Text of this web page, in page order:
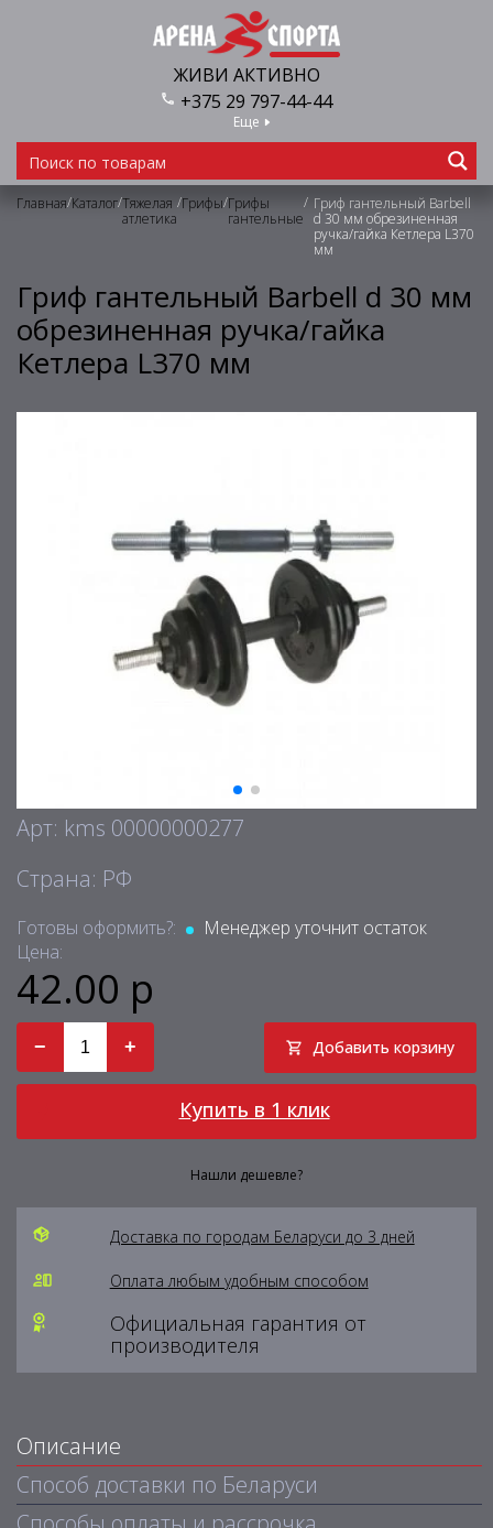
ЖИВИ АКТИВНО
+375 29 797-44-44
Еще
Главная/Каталог/Тяжелая
атлетика
/Грифы/Грифы
гантельные
/ Гриф гантельный Barbell
d 30 мм обрезиненная
ручка/гайка Кетлера L370
мм
Гриф гантельный Barbell d 30 мм
обрезиненная ручка/гайка
Кетлера L370 мм
Арт: kms 00000000277
Страна: РФ
Готовы оформить?:
Менеджер уточнит остаток
Цена:
42.00 р
− + Добавить корзину
Купить в 1 клик
Нашли дешевле?
Доставка по городам Беларуси до 3 дней
Оплата любым удобным способом
Официальная гарантия от
производителя
Описание
Способ доставки по Беларуси